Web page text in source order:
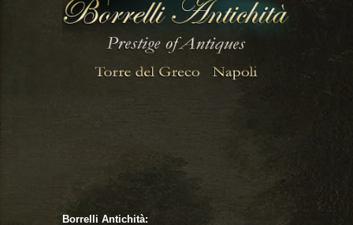
Borrelli Antichità: